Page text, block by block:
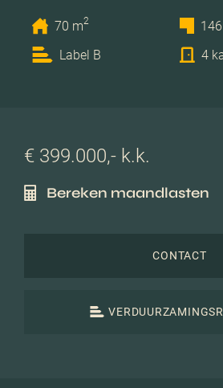
70 m2
Label B 4
€ 399.000,- k.k.
Bereken maandlasten
CONTACT